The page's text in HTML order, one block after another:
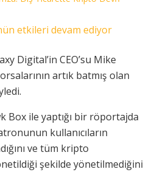
etkileri devam ediyor
Digital’in CEO’su Mike
artık batmış olan
Box ile yaptığı bir röportajda
kullanıcıların
ve tüm kripto
şekilde yönetilmediğini